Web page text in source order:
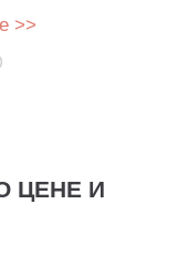
>>
ЦЕНЕ И